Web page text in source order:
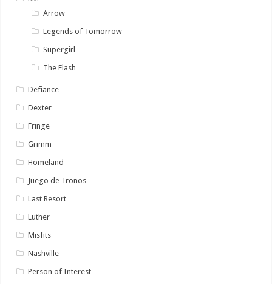
Arrow
Legends of Tomorrow
Supergirl
The Flash
Defiance
Dexter
Fringe
Grimm
Homeland
Juego de Tronos
Last Resort
Luther
Misfits
Nashville
Person of Interest